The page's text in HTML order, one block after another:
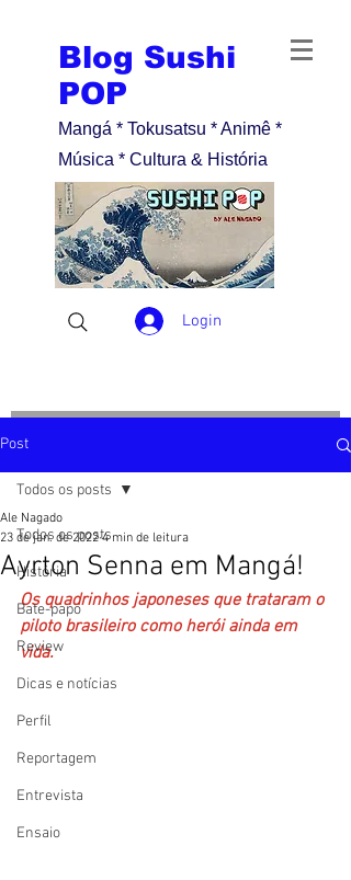
Blog Sushi
POP
Mangá * Tokusatsu * Animê *
Música * Cultura & História
Login
Post
Todos os posts
História
Bate-papo
Review
Dicas e notícias
Perfil
Reportagem
Entrevista
Ensaio
Todos os posts
Ayrton Senna em Mangá!
Ale Nagado
23 de jan. de 2022 4 min de leitura
Os quadrinhos japoneses que trataram o
piloto brasileiro como herói ainda em
vida.